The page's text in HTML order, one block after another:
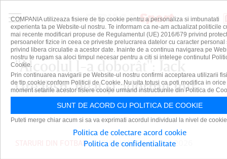
"Alcoolul l-a doborât": Jack
Grealish, beat şi adormit într-
un bar din Manchester
STARURI DIN FOTBAL PUBLICAT PE 27 APR 2026
COMPANIA utilizeaza fisiere de tip cookie pentru a personaliza si imbunatati
experienta ta pe Website-ul nostru. Te informam ca ne-am actualizat politicile
mai recente modificari propuse de Regulamentul (UE) 2016/679 privind
persoanelor fizice in ceea ce priveste prelucrarea datelor cu caracter personal
privind libera circulatie a acestor date. Inainte de a continua navigarea pe
nostru te rugam sa aloci timpul necesar pentru a citi si intelege continutul
Cookie.
Prin continuarea navigarii pe Website-ul nostru confirmi acceptarea utilizarii
de tip cookie conform Politicii de Cookie. Nu uita totusi ca poti modifica in orice
moment setarile acestor fisiere cookie urmand instructiunile din Politica de
SUNT DE ACORD CU POLITICA DE COOKIE
Puteti merge chiar acum si sa va exprimati acordul individual la nivel de
Politica de colectare acord cookie
Politica de confidentialitate